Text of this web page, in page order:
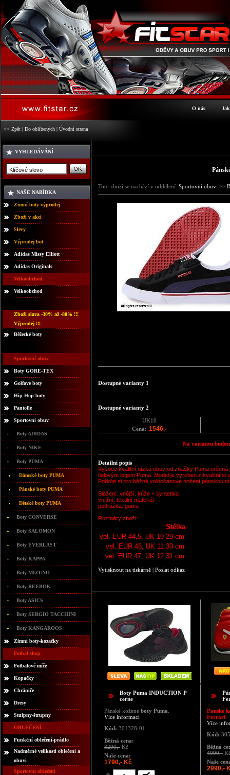
O nás
<< Zpět | Do oblíbených | Úvodní strana
VYHLEDÁVÁNÍ
NAŠE NABÍDKA
Zimní boty-výprodej
Zboží v akci
Slevy
Výprodej bot
Adidas Missy Elliott
Adidas Originals
Velkoobchod
Velkoobchod
Zboží slava -30% až -80% !!!
Výprodej !!!
Běžecké boty
Sportovní obuv
Boty GORE-TEX
Golfove boty
Hip Hop boty
Pantofle
Sportovní obuv
Boty ADIDAS
Boty NIKE
Boty PUMA
Dámské boty PUMA
Pánské boty PUMA
Dětské boty PUMA
Boty CONVERSE
Boty SALOMON
Boty EVERLAST
Boty KAPPA
Boty MIZUNO
Boty REEBOK
Boty ASICS
Boty SERGIO TACCHINI
Boty KANGAROOS
Zimní boty-kozačky
Fotbal shop
Fotbalové míče
Kopačky
Chrániče
Dresy
Stulpny-štrupny
OBLEČENÍ
Funkční oblečení-prádlo
Nadměrné velikosti oblečení a
obuvi
Sportovní oblečení
Toto zboží se nachází v oddělení: Sportovní obuv >>
Dostupné varianty 1
Dostupné varianty 2
UK10
Cena: 1546,-
Na variantu
Detailní popis
Vysoce kvalitní nízká obuv od značky Puma
fialovým logem Puma. Model je vyroben z
Pořiďte si pro běžné volnočasové nošení pánskou
Složení: vnější: kůže + syntetika
vnitřní: textilní materiál
podrážka: guma
Rozměry zboží:
Stélka
vel. EUR 44,5, UK 10 29 cm
vel. EUR 46, UK 11 30 cm
vel. EUR 47, UK 12 31 cm
Vytisknout na tiskárně | Poslat odkaz
Boty Puma INDUCTION P
cerne
Pánské kožene boty Puma
Více informací
Kód: 301328-01
Běžná cena:
3290,- Kč
Naše cena:
1790,- Kč
Pánské
Ferrari
Více
Kód:
Běžná
4990,-
Naše
2990,-